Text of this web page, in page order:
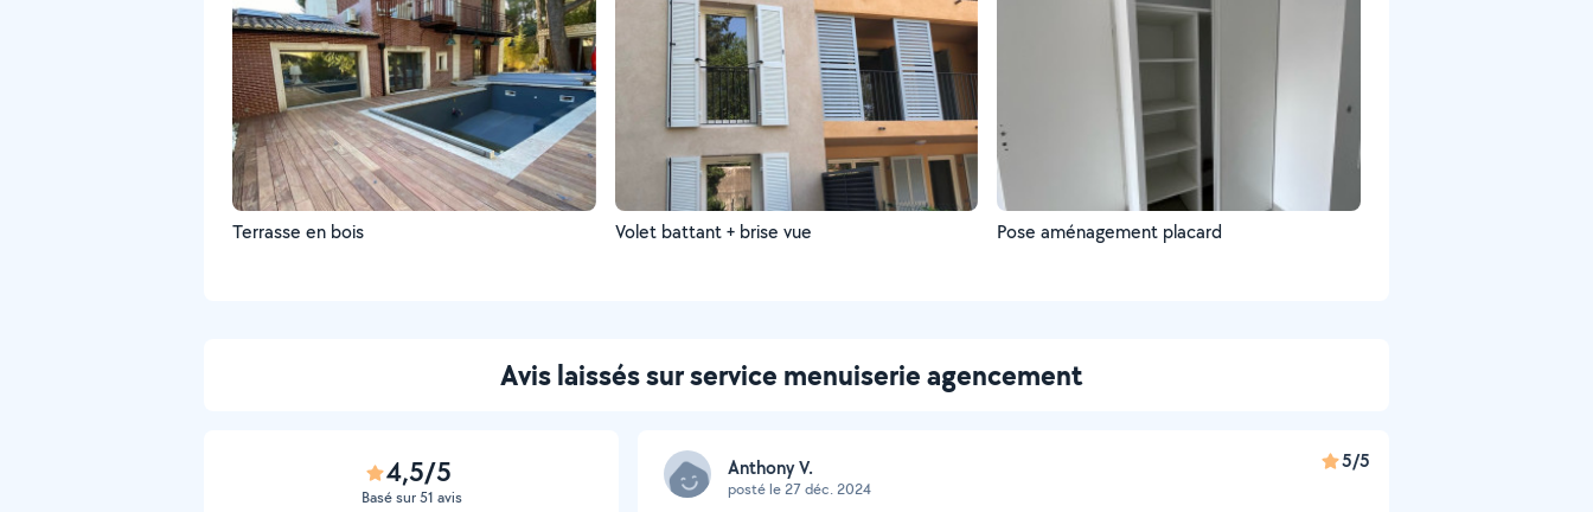
Terrasse en bois Volet battant + brise vue Pose aménagement placard
Avis laissés sur service menuiserie agencement
4,5/5
Basé sur 51 avis
Anthony V.
posté le 27 déc. 2024
5/5